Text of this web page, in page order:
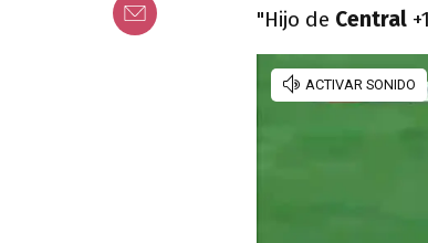
"Hijo de Central